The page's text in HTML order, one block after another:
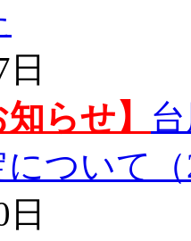
らせ】
ついて